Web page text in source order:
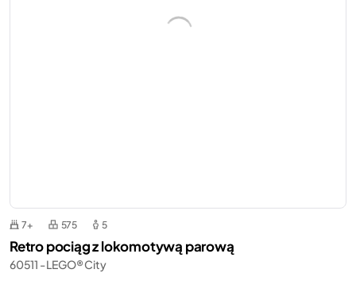
7+ 575 5
Retro pociąg z lokomotywą parową
60511 - LEGO® City